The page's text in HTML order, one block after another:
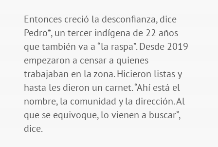
Entonces creció la desconfianza, dice
Pedro*, un tercer indígena de 22 años
que también va a “la raspa”. Desde 2019
empezaron a censar a quienes
trabajaban en la zona. Hicieron listas y
hasta les dieron un carnet. “Ahí está el
nombre, la comunidad y la dirección. Al
que se equivoque, lo vienen a buscar”,
dice.